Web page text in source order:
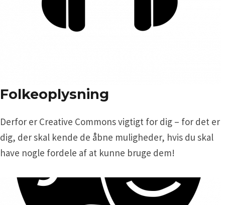
Folkeoplysning
Derfor er Creative Commons vigtigt for dig – for det er
dig, der skal kende de åbne muligheder, hvis du skal
have nogle fordele af at kunne bruge dem!